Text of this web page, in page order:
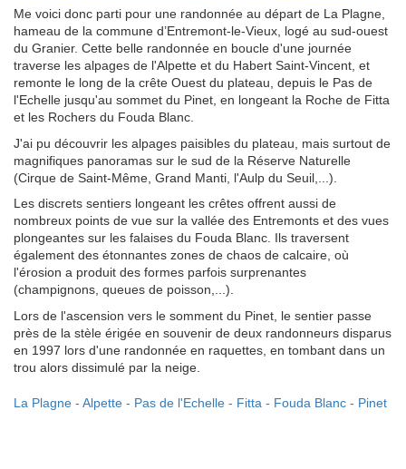
Me voici donc parti pour une randonnée au départ de La Plagne,
hameau de la commune d’Entremont-le-Vieux, logé au sud-ouest
du Granier. Cette belle randonnée en boucle d'une journée
traverse les alpages de l'Alpette et du Habert Saint-Vincent, et
remonte le long de la crête Ouest du plateau, depuis le Pas de
l'Echelle jusqu'au sommet du Pinet, en longeant la Roche de Fitta
et les Rochers du Fouda Blanc.
J'ai pu découvrir les alpages paisibles du plateau, mais surtout de
magnifiques panoramas sur le sud de la Réserve Naturelle
(Cirque de Saint-Même, Grand Manti, l'Aulp du Seuil,...).
Les discrets sentiers longeant les crêtes offrent aussi de
nombreux points de vue sur la vallée des Entremonts et des vues
plongeantes sur les falaises du Fouda Blanc. Ils traversent
également des étonnantes zones de chaos de calcaire, où
l'érosion a produit des formes parfois surprenantes
(champignons, queues de poisson,...).
Lors de l'ascension vers le somment du Pinet, le sentier passe
près de la stèle érigée en souvenir de deux randonneurs disparus
en 1997 lors d'une randonnée en raquettes, en tombant dans un
trou alors dissimulé par la neige.
La Plagne - Alpette - Pas de l'Echelle - Fitta - Fouda Blanc - Pinet